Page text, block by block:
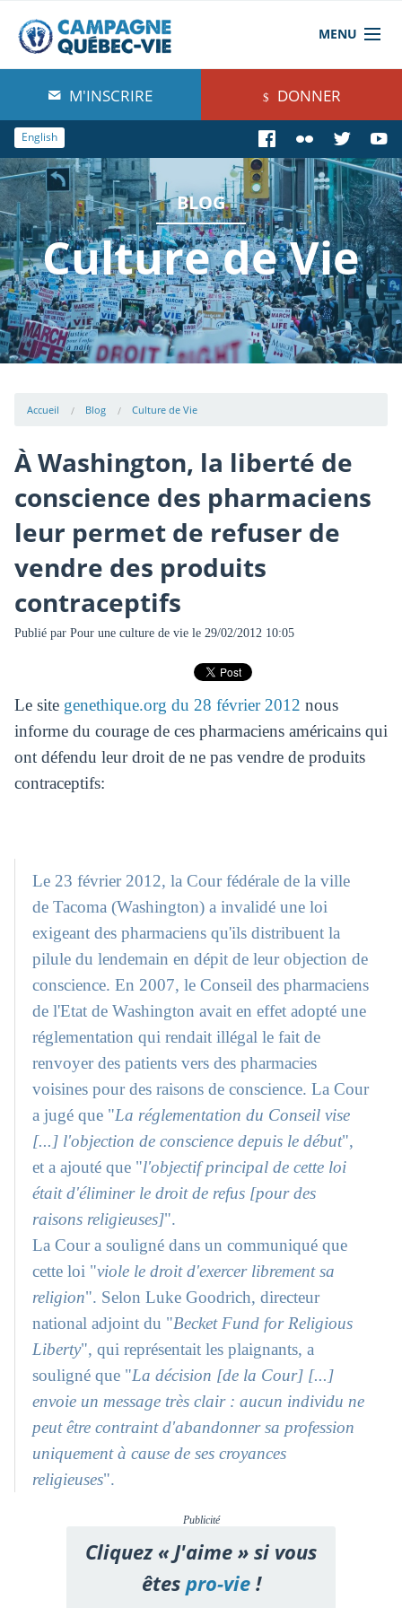
MENU
À propos de nous
Blog
Comprendre
Agir
Boutique
M'INSCRIRE DONNER
English
BLOG
Culture de Vie
Accueil Blog Culture de Vie
À Washington, la liberté de
conscience des pharmaciens
leur permet de refuser de
vendre des produits
contraceptifs
Publié par Pour une culture de viele 29/02/2012 10:05
Le site genethique.org du 28 février 2012 nous
informe du courage de ces pharmaciens américains qui
ont défendu leur droit de ne pas vendre de produits
contraceptifs:
Le 23 février 2012, la Cour fédérale de la ville
de Tacoma (Washington) a invalidé une loi
exigeant des pharmaciens qu'ils distribuent la
pilule du lendemain en dépit de leur objection de
conscience. En 2007, le Conseil des pharmaciens
de l'Etat de Washington avait en effet adopté une
réglementation qui rendait illégal le fait de
renvoyer des patients vers des pharmacies
voisines pour des raisons de conscience. La Cour
a jugé que "La réglementation du Conseil vise
[...] l'objection de conscience depuis le début",
et a ajouté que "l'objectif principal de cette loi
était d'éliminer le droit de refus [pour des
raisons religieuses]".
La Cour a souligné dans un communiqué que
cette loi "viole le droit d'exercer librement sa
religion". Selon Luke Goodrich, directeur
national adjoint du "Becket Fund for Religious
Liberty", qui représentait les plaignants, a
souligné que "La décision [de la Cour] [...]
envoie un message très clair : aucun individu ne
peut être contraint d'abandonner sa profession
uniquement à cause de ses croyances
religieuses".
Publicité
Cliquez « J'aime » si vous
êtespro-vie!